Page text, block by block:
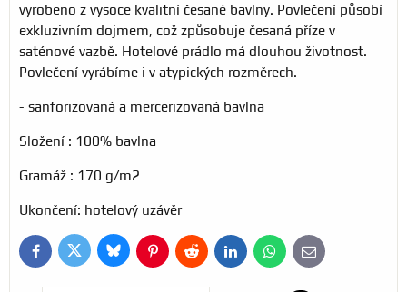
vyrobeno z vysoce kvalitní česané bavlny. Povlečení působí
exkluzivním dojmem, což způsobuje česaná příze v
saténové vazbě. Hotelové prádlo má dlouhou životnost.
Povlečení vyrábíme i v atypických rozměrech.
- sanforizovaná a mercerizovaná bavlna
Složení : 100% bavlna
Gramáž : 170 g/m2
Ukončení: hotelový uzávěr
FacebookTwitterBlueskyPinterestReddit LinkedInWhatsApp
E-
mail